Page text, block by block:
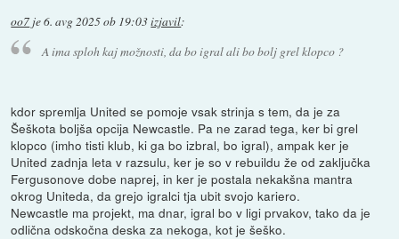
oo7 je6. avg 2025 ob 19:03izjavil:
A ima sploh kaj možnosti, da bo igral ali bo bolj grel klopco ?
kdor spremlja United se pomoje vsak strinja s tem, da je za
Šeškota boljša opcija Newcastle. Pa ne zarad tega, ker bi grel
klopco (imho tisti klub, ki ga bo izbral, bo igral), ampak ker je
United zadnja leta v razsulu, ker je so v rebuildu že od zaključka
Fergusonove dobe naprej, in ker je postala nekakšna mantra
okrog Uniteda, da grejo igralci tja ubit svojo kariero.
Newcastle ma projekt, ma dnar, igral bo v ligi prvakov, tako da je
odlična odskočna deska za nekoga, kot je šeško.